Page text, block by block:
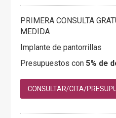
PRIMERA CONSULTA
MEDIDA
Implante de pantorrillas
Presupuestos con 5% de
CONSULTAR/CITA/